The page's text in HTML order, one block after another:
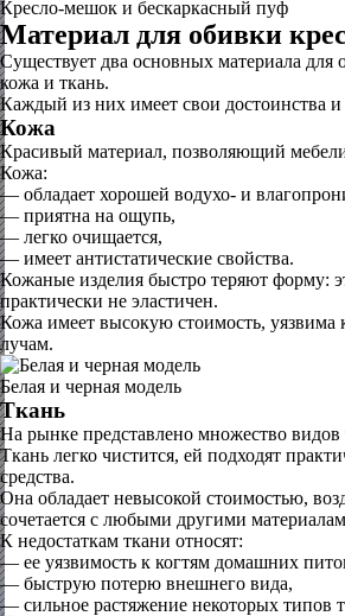
Кресло-мешок и бескаркасный пуф
Материал для обивки
Существует два основных материала для
кожа и ткань.
Каждый из них имеет свои достоинства и
Кожа
Красивый материал, позволяющий мебели
Кожа:
— обладает хорошей водухо- и
— приятна на ощупь,
— легко очищается,
— имеет антистатические свойства.
Кожаные изделия быстро теряют форму:
практически не эластичен.
Кожа имеет высокую стоимость, уязвима
лучам.
Белая и черная модель
Ткань
На рынке представлено множество видов
Ткань легко чистится, ей подходят
средства.
Она обладает невысокой стоимостью,
сочетается с любыми другими
К недостаткам ткани относят:
— ее уязвимость к когтям домашних
— быструю потерю внешнего вида,
— сильное растяжение некоторых типов